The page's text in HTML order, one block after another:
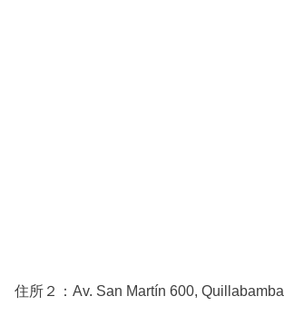
住所２：Av. San Martín 600, Quillabamba